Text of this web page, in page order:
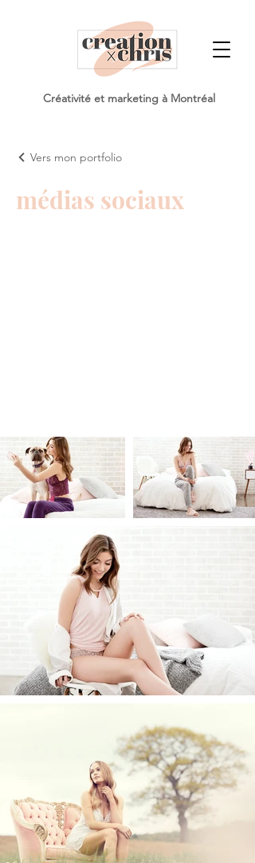
Créativité et marketing à Montréal
Vers mon portfolio
médias sociaux